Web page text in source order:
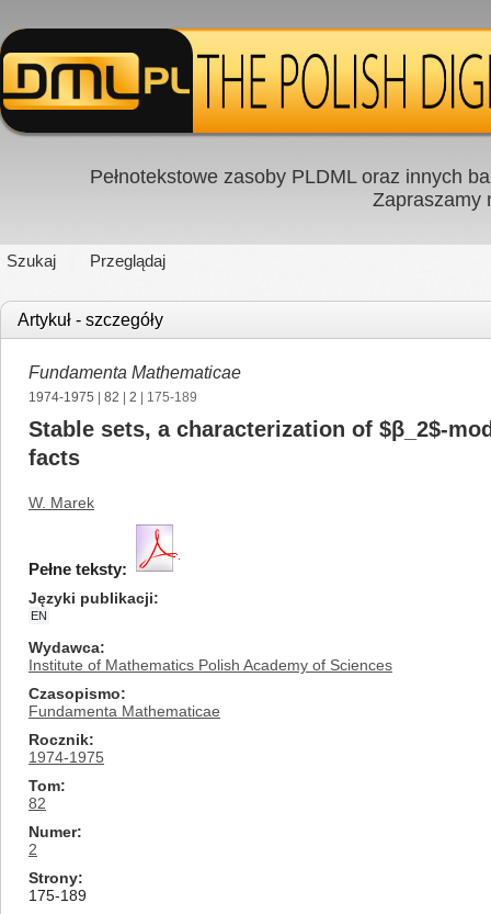
Pełnotekstowe zasoby PLDML oraz innych
Zapraszamy
Szukaj Przeglądaj
Artykuł - szczegóły
Fundamenta Mathematicae
1974-1975 82 2 | 175-189
Stable sets, a characterization of $β_2$-
facts
W. Marek
Pełne teksty:
Języki publikacji
EN
Wydawca
Institute of Mathematics Polish Academy of Sciences
Czasopismo
Fundamenta Mathematicae
Rocznik
1974-1975
Tom
82
Numer
2
Strony
175-189